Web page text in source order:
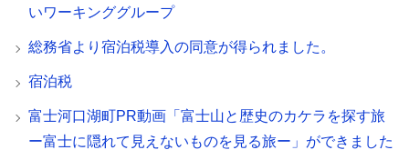
いワーキンググループ
総務省より宿泊税導入の同意が得られました。
宿泊税
富士河口湖町PR動画「富士山と歴史のカケラを探す旅
ー富士に隠れて見えないものを見る旅ー」ができました